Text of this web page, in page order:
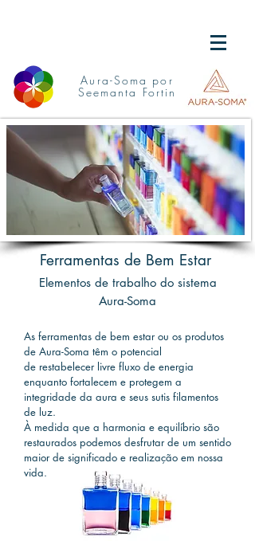
Aura-Soma por
Seemanta Fortin
Ferramentas de Bem Estar
Elementos de trabalho do sistema
Aura-Soma
As ferramentas de bem estar ou os produtos
de Aura-Soma têm o potencial
de restabelecer livre fluxo de energia
enquanto fortalecem e protegem a
integridade da aura e seus sutis filamentos
de luz.
À medida que a harmonia e equilíbrio são
restaurados podemos desfrutar de um sentido
maior de significado e realização em nossa
vida.